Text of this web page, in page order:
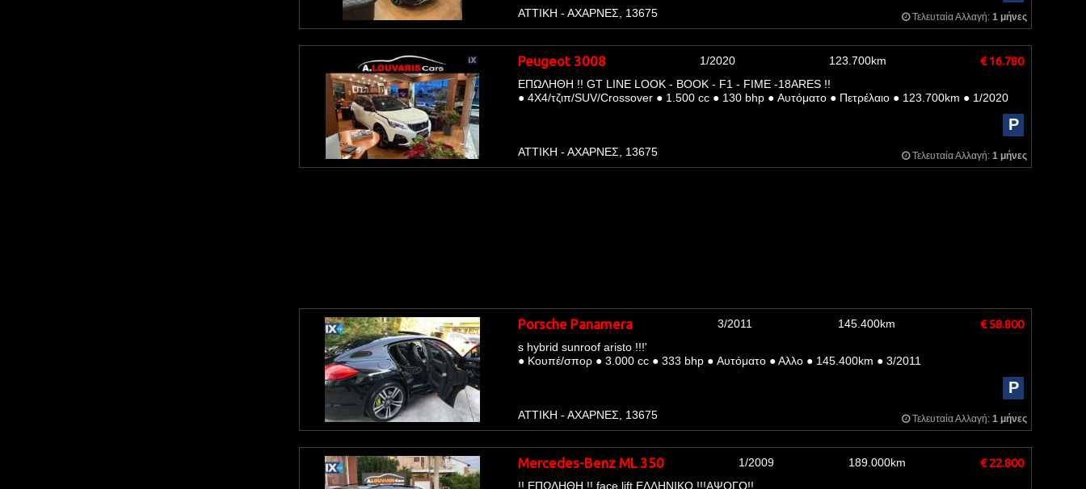
ΑΤΤΙΚΗ - ΑΧΑΡΝΕΣ, 13675 Τελευταία Αλλαγή: 1 μήνες
Peugeot 3008 1/2020 123.700km € 16.780
ΕΠΩΛΗΘΗ !! GT LINE LOOK - BOOK - F1 - FIME -18ARES !!
●4Χ4/τζιπ/SUV/Crossover ●1.500 cc ●130 bhp ●Αυτόματο ●Πετρέλαιο ●123.700km ●1/2020
P
ΑΤΤΙΚΗ - ΑΧΑΡΝΕΣ, 13675 Τελευταία Αλλαγή: 1 μήνες
Porsche Panamera 3/2011 145.400km € 58.800
s hybrid sunroof aristo !!!'
●Κουπέ/σπορ ●3.000 cc ●333 bhp ●Αυτόματο ●Αλλο ●145.400km ●3/2011
P
ΑΤΤΙΚΗ - ΑΧΑΡΝΕΣ, 13675 Τελευταία Αλλαγή: 1 μήνες
Mercedes-Benz ML 350 1/2009 189.000km € 22.800
!! ΕΠΩΛΗΘΗ !! face lift ΕΛΛΗΝΙΚΟ !!!ΑΨΟΓΟ!!